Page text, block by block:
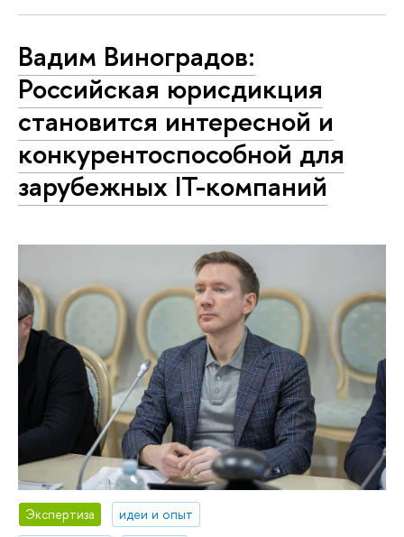
Вадим Виноградов:
Российская юрисдикция
становится интересной и
конкурентоспособной для
зарубежных IT-компаний
Экспертиза
идеи и опыт